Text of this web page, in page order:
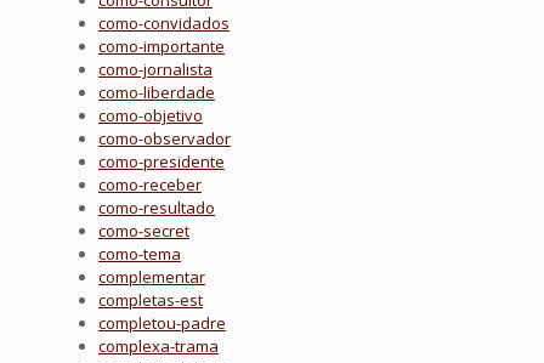
como-convidados
como-importante
como-jornalista
como-liberdade
como-objetivo
como-observador
como-presidente
como-receber
como-resultado
como-secret
como-tema
complementar
completas-est
completou-padre
complexa-trama